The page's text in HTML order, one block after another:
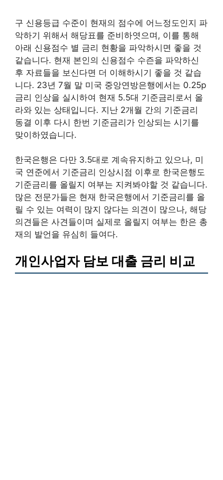
구 신용등급 수준이 현재의 점수에 어느정도인지 파
악하기 위해서 해당표를 준비하엿으며, 이를 통해
아래 신용점수 별 금리 현황을 파악하시면 좋을 것
같습니다. 현재 본인의 신용점수 수즌을 파악하신
후 자료들을 보신다면 더 이해하시기 좋을 것 같습
니다. 23년 7월 말 미국 중앙연방은행에서는 0.25p
금리 인상을 실시하여 현재 5.5대 기준금리로서 올
라와 있는 상태입니다. 지난 2개월 간의 기준금리
동결 이후 다시 한번 기준금리가 인상되는 시기를
맞이하였습니다.
한국은행은 다만 3.5대로 계속유지하고 있으나, 미
국 연준에서 기준금리 인상시점 이후로 한국은행도
기준금리를 올릴지 여부는 지켜봐야할 것 같습니다.
많은 전문가들은 현재 한국은행에서 기준금리를 올
릴 수 있는 여력이 많지 않다는 의견이 많으나, 해당
의견들은 사견들이며 실제로 올릴지 여부는 한은 총
재의 발언을 유심히 들여다.
개인사업자 담보 대출 금리 비교